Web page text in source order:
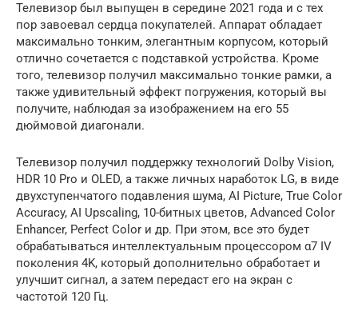
Телевизор был выпущен в середине 2021 года и с тех
пор завоевал сердца покупателей. Аппарат обладает
максимально тонким, элегантным корпусом, который
отлично сочетается с подставкой устройства. Кроме
того, телевизор получил максимально тонкие рамки, а
также удивительный эффект погружения, который вы
получите, наблюдая за изображением на его 55
дюймовой диагонали.
Телевизор получил поддержку технологий Dolby Vision,
HDR 10 Pro и OLED, а также личных наработок LG, в виде
двухступенчатого подавления шума, AI Picture, True Color
Accuracy, AI Upscaling, 10-битных цветов, Advanced Color
Enhancer, Perfect Color и др. При этом, все это будет
обрабатываться интеллектуальным процессором α7 IV
поколения 4K, который дополнительно обработает и
улучшит сигнал, а затем передаст его на экран с
частотой 120 Гц.